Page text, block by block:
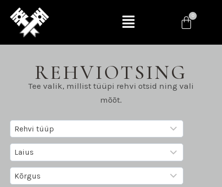
REHVIOTSING
Tee valik, millist tüüpi rehvi otsid ning vali
mõõt.